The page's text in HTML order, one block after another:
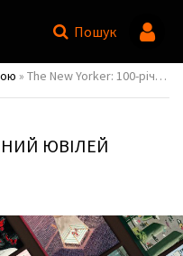
Пошук
» The New Yorker: 100-річний ювілей / The New Yorker at 100
ЮВІЛЕЙ